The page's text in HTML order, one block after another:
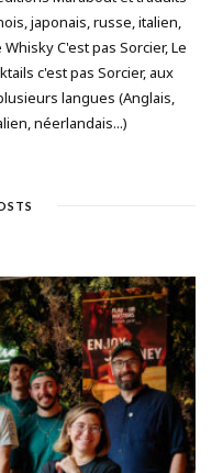
japonais, russe, italien,
C'est pas Sorcier, Le
c'est pas Sorcier, aux
langues (Anglais,
néerlandais...)